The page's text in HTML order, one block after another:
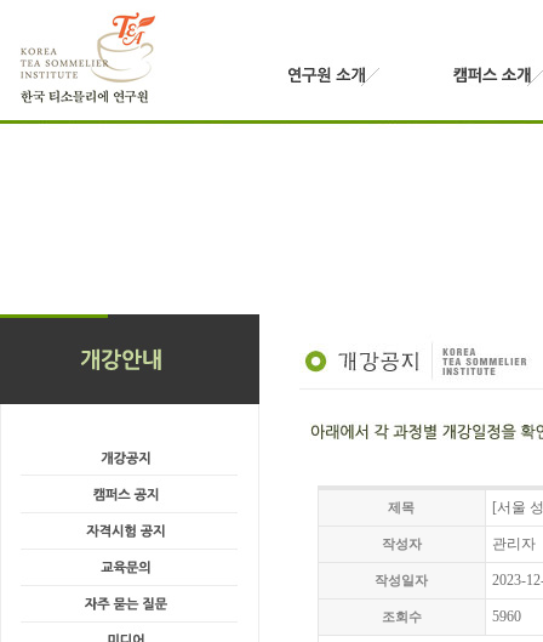
제목 [서울
작성자 관리자
작성일자 2023-
조회수 5960